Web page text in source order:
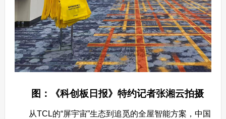
图：《科创板日报》特约记者张湘云拍摄
从TCL的“屏宇宙”生态到追觅的全屋智能方案，中国